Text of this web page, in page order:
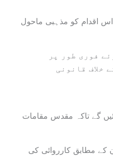
اقدام کو مذہبی ماحول
فوری طور پر
خلاف قانونی
گے تاکہ مقدس مقامات
مطابق کارروائی کی